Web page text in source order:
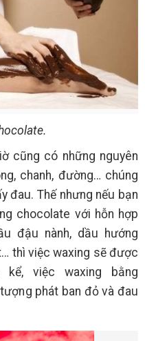
cũng có những nguyên
chanh, đường… chúng
đau. Thế nhưng nếu bạn
chocolate với hỗn hợp
đậu nành, dầu hướng
thì việc waxing sẽ được
việc waxing bằng
phát ban đỏ và đau